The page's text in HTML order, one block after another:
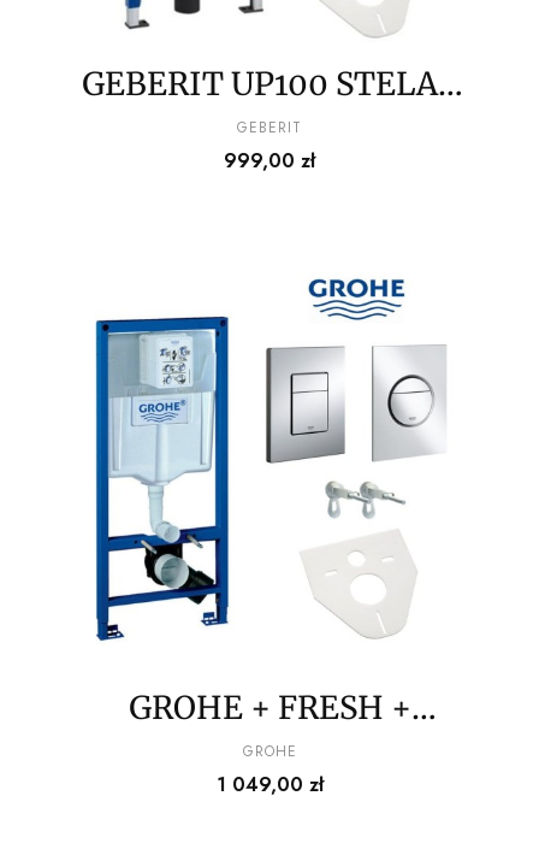
GEBERIT UP100 STELAŻ
PODTYNKOWY + MATA +
PRZYCISK
PRODUCENT
GEBERIT
Cena
999,00 zł
GROHE + FRESH +
PRZYCISK + MATA
PRODUCENT
GROHE
Cena
1 049,00 zł